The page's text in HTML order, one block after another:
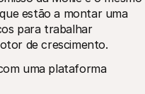
estão a montar uma
para trabalhar
de crescimento.
uma plataforma